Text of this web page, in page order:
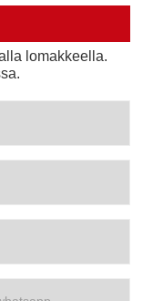
lomakkeella.